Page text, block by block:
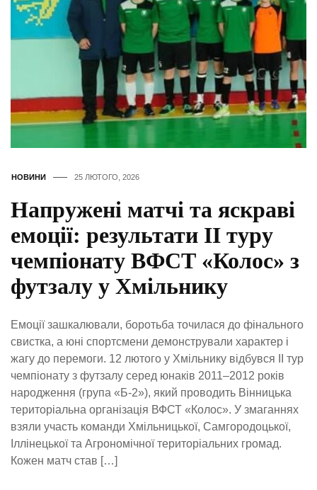
НОВИНИ 25 ЛЮТОГО, 2026
Напружені матчі та яскраві
емоції: результати ІІ туру
чемпіонату ВФСТ «Колос» з
футзалу у Хмільнику
Емоції зашкалювали, боротьба точилася до фінального
свистка, а юні спортсмени демонстрували характер і
жагу до перемоги. 12 лютого у Хмільнику відбувся ІІ тур
чемпіонату з футзалу серед юнаків 2011–2012 років
народження (група «Б-2»), який проводить Вінницька
територіальна організація ВФСТ «Колос». У змаганнях
взяли участь команди Хмільницької, Самгородоцької,
Іллінецької та Агрономічної територіальних громад.
Кожен матч став […]